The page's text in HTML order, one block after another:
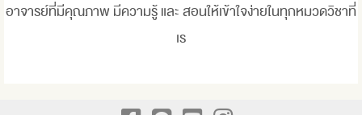
อาจารย์ที่มีคุณภาพ มีความรู้ และ สอนให้เข้าใจง่ายในทุกหมวดวิชาที่
เร